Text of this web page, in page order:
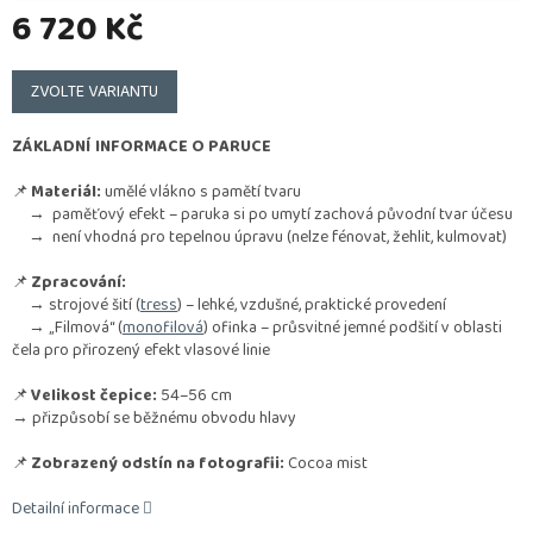
6 720 Kč
Měrná
cena:
ZVOLTE VARIANTU
ZÁKLADNÍ INFORMACE O PARUCE
📌Materiál:umělé vlákno s pamětí tvaru
→ paměťový efekt – paruka si po umytí zachová původní tvar účesu
→ není vhodná pro tepelnou úpravu (nelze fénovat, žehlit, kulmovat)
📌Zpracování:
→ strojové šití (tress) – lehké, vzdušné, praktické provedení
→ „Filmová“ (monofilová) ofinka – průsvitné jemné podšití v oblasti
čela pro přirozený efekt vlasové linie
📌Velikost čepice: 54–56 cm
→ přizpůsobí se běžnému obvodu hlavy
📌Zobrazený odstín na fotografii: Cocoa mist
Detailní informace